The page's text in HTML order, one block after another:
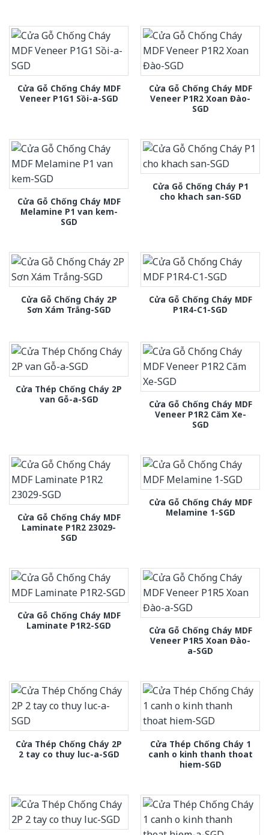
Cửa Gỗ Chống Cháy MDF
Veneer P1G1 Sồi-a-SGD
Cửa Gỗ Chống Cháy MDF
Veneer P1R2 Xoan Đào-
SGD
Cửa Gỗ Chống Cháy MDF
Melamine P1 van kem-
SGD
Cửa Gỗ Chống Cháy P1
cho khach san-SGD
Cửa Gỗ Chống Cháy 2P
Sơn Xám Trắng-SGD
Cửa Gỗ Chống Cháy MDF
P1R4-C1-SGD
Cửa Thép Chống Cháy 2P
van Gỗ-a-SGD
Cửa Gỗ Chống Cháy MDF
Veneer P1R2 Căm Xe-
SGD
Cửa Gỗ Chống Cháy MDF
Laminate P1R2 23029-
SGD
Cửa Gỗ Chống Cháy MDF
Melamine 1-SGD
Cửa Gỗ Chống Cháy MDF
Laminate P1R2-SGD
Cửa Gỗ Chống Cháy MDF
Veneer P1R5 Xoan Đào-
a-SGD
Cửa Thép Chống Cháy 2P
2 tay co thuy luc-a-SGD
Cửa Thép Chống Cháy 1
canh o kinh thanh thoat
hiem-SGD